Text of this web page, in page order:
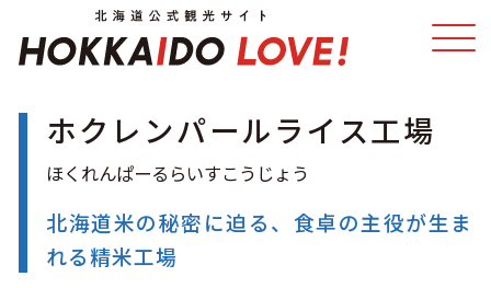
温泉 イベント
モデルコース
ホクレンパールライス工場
北海道米の秘密に迫る、食卓の主役が生ま
れる精米工場